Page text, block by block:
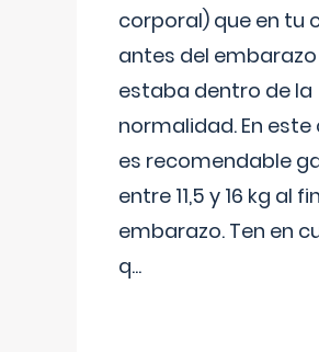
corporal) que en tu
antes del embarazo
estaba dentro de la
normalidad. En este
es recomendable
entre 11,5 y 16 kg al
embarazo. Ten en
q...